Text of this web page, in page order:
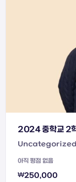
2024 중학교 2
Uncategorized
아직 평점 없음
₩250,000